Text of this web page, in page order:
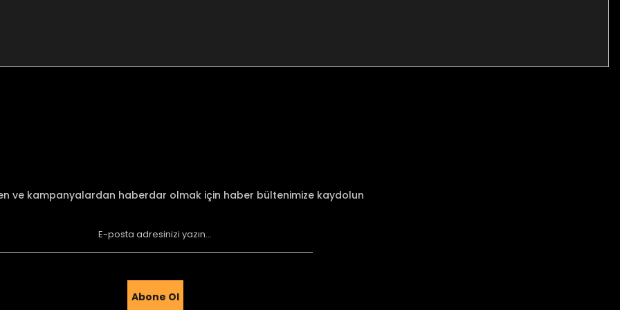
Gönder
ve kampanyalardan haberdar olmak için haber bültenimize kaydolun
Abone Ol